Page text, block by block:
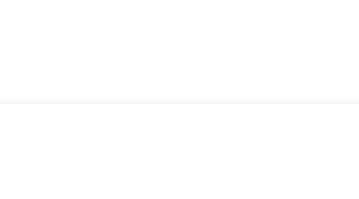
sans complications.
du marché.